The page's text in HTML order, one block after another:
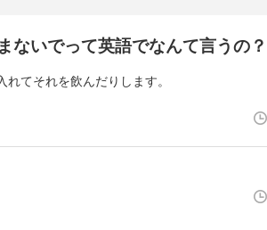
ないでって英語でなんて言うの？
てそれを飲んだりします。